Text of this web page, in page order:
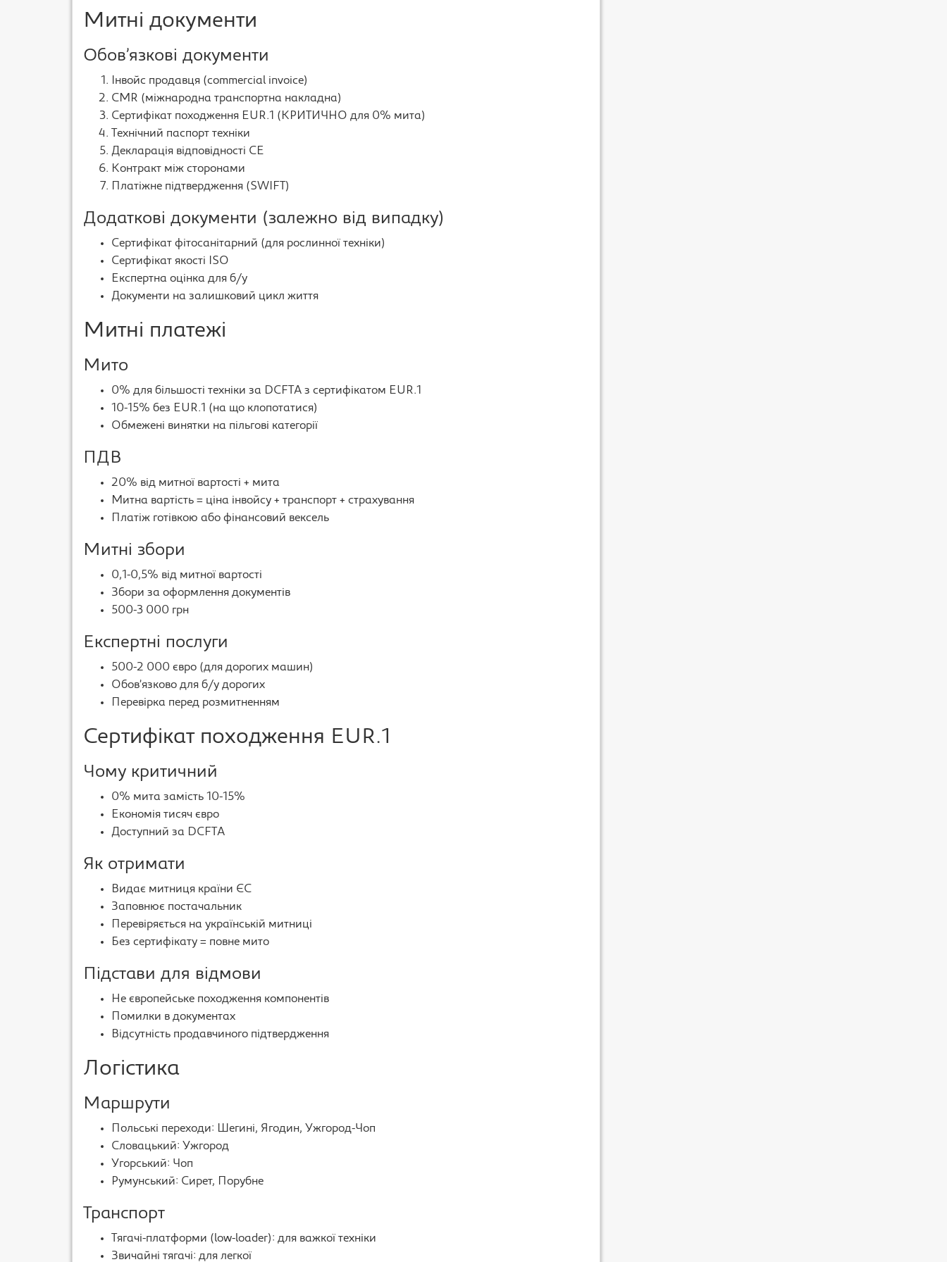
Митні документи
Обов’язкові документи
Інвойс продавця (commercial invoice)
CMR (міжнародна транспортна накладна)
Сертифікат походження EUR.1 (КРИТИЧНО для 0% мита)
Технічний паспорт техніки
Декларація відповідності CE
Контракт між сторонами
Платіжне підтвердження (SWIFT)
Додаткові документи (залежно від випадку)
Сертифікат фітосанітарний (для рослинної техніки)
Сертифікат якості ISO
Експертна оцінка для б/у
Документи на залишковий цикл життя
Митні платежі
Мито
0% для більшості технiки за DCFTA з сертифікатом EUR.1
10-15% без EUR.1 (на що клопотатися)
Обмежені винятки на пільгові категорії
ПДВ
20% від митної вартості + мита
Митна вартість = ціна інвойсу + транспорт + страхування
Платіж готівкою або фінансовий вексель
Митні збори
0,1-0,5% від митної вартості
Збори за оформлення документів
500-3 000 грн
Експертні послуги
500-2 000 євро (для дорогих машин)
Обов’язково для б/у дорогих
Перевірка перед розмитненням
Сертифікат походження EUR.1
Чому критичний
0% мита замість 10-15%
Економія тисяч євро
Доступний за DCFTA
Як отримати
Видає митниця країни ЄС
Заповнює постачальник
Перевіряється на українській митниці
Без сертифікату = повне мито
Підстави для відмови
Не європейське походження компонентів
Помилки в документах
Відсутність продавчиного підтвердження
Логістика
Маршрути
Польські переходи: Шегині, Ягодин, Ужгород-Чоп
Словацький: Ужгород
Угорський: Чоп
Румунський: Сирет, Порубне
Транспорт
Тягачі-платформи (low-loader): для важкої техніки
Звичайні тягачі: для легкої